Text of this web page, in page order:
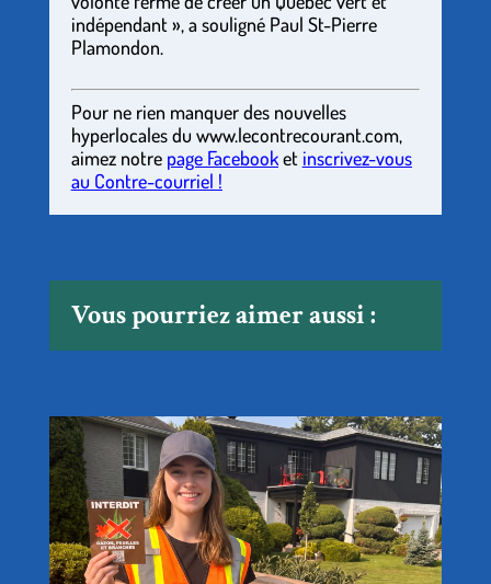
indépendant », a souligné Paul St-Pierre
Plamondon.
Pour ne rien manquer des nouvelles
hyperlocalesdu www.lecontrecourant.com,
aimez notre page Facebooket inscrivez-vous
au Contre-courriel !
Vous pourriez aimer aussi :